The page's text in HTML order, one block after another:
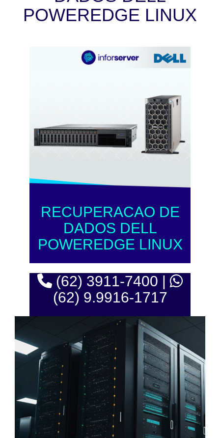
POWEREDGE LINUX
RECUPERACAO DE
DADOS DELL
POWEREDGE LINUX
(62) 3911-7400 |
(62) 9.9916-1717